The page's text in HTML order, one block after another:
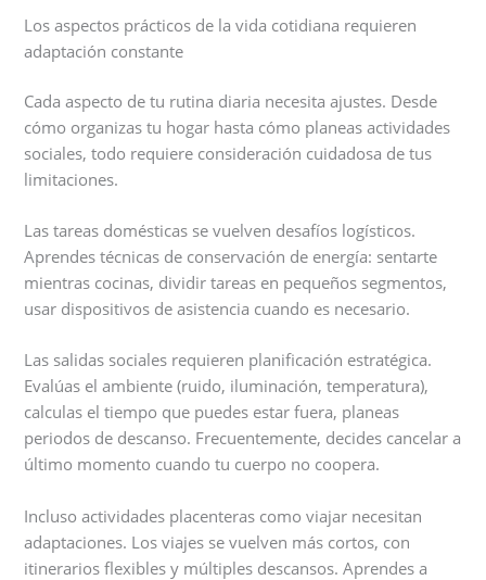
Los aspectos prácticos de la vida cotidiana requieren
adaptación constante
Cada aspecto de tu rutina diaria necesita ajustes. Desde
cómo organizas tu hogar hasta cómo planeas actividades
sociales, todo requiere consideración cuidadosa de tus
limitaciones.
Las tareas domésticas se vuelven desafíos logísticos.
Aprendes técnicas de conservación de energía: sentarte
mientras cocinas, dividir tareas en pequeños segmentos,
usar dispositivos de asistencia cuando es necesario.
Las salidas sociales requieren planificación estratégica.
Evalúas el ambiente (ruido, iluminación, temperatura),
calculas el tiempo que puedes estar fuera, planeas
periodos de descanso. Frecuentemente, decides cancelar a
último momento cuando tu cuerpo no coopera.
Incluso actividades placenteras como viajar necesitan
adaptaciones. Los viajes se vuelven más cortos, con
itinerarios flexibles y múltiples descansos. Aprendes a